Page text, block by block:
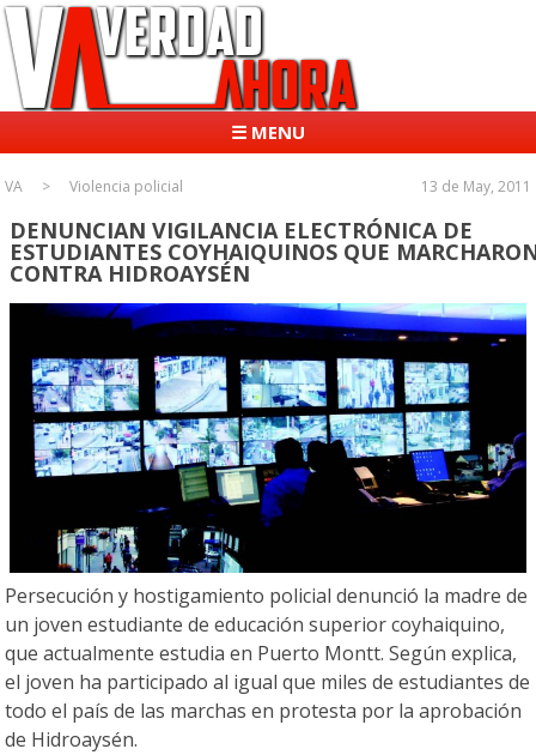
☰ MENU
VA Violencia policial 13 de May, 2011
DENUNCIAN VIGILANCIA ELECTRÓNICA DE
ESTUDIANTES COYHAIQUINOS QUE
CONTRA HIDROAYSÉN
Persecución y hostigamiento policial denunció la madre de
un joven estudiante de educación superior coyhaiquino,
que actualmente estudia en Puerto Montt. Según explica,
el joven ha participado al igual que miles de estudiantes de
todo el país de las marchas en protesta por la aprobación
de Hidroaysén.